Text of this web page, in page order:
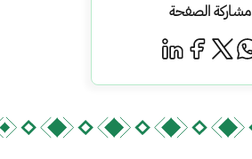
مشاركة الصفحة